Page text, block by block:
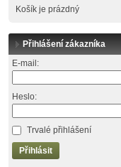
Košík je prázdný
Přihlášení zákazníka
E-mail:
Heslo:
Trvalé přihlášení
Přihlásit